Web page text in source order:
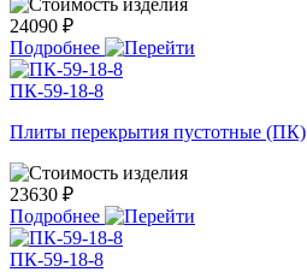
24090 ₽
Подробнее
ПК-59-18-8
Плиты перекрытия пустотные (ПК)
23630 ₽
Подробнее
ПК-59-18-8